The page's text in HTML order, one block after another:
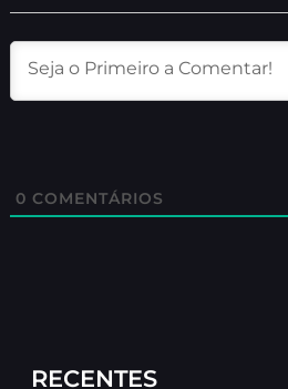
0 COMENTÁRIOS
RECENTES